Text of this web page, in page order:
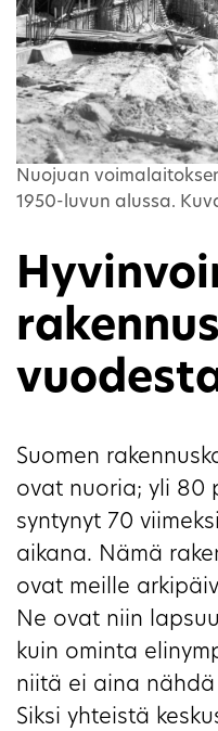
Nuojuan
1950-luvun alussa.
Suomen
ovat nuoria; yli 80
syntynyt 70
aikana. Nämä
ovat meille
Ne ovat niin
kuin ominta
niitä ei aina
Siksi yhteistä